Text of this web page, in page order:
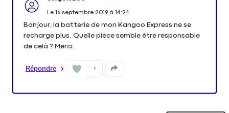
Le 16 septembre 2019à 14:24
Bonjour, la batterie de mon Kangoo Express ne se
recharge plus. Quelle pièce semble être responsable
de celà ? Merci.
Répondre 1